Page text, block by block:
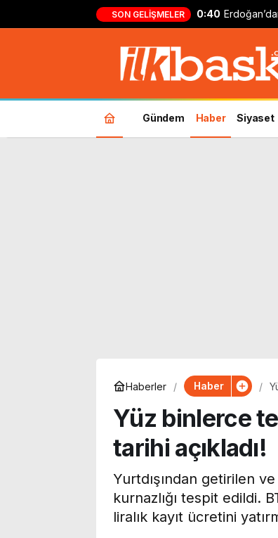
SON GELIŞMELER günübirlik
Gündem Haber Siyaset
Haberler Haber
Yüz binlerce
tarihi açıkladı!
Yurtdışından getirilen
kurnazlığı tespit edildi.
liralık kayıt ücretini